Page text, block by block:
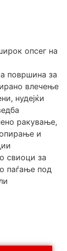
опсег на
површина за
влечење
нудејќи
ракување,
и
свиоци за
паѓање под